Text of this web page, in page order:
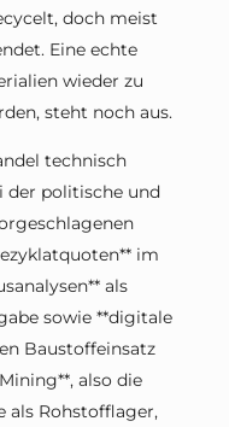
doch meist
Eine echte
wieder zu
steht noch aus.
technisch
der politische und
im
als
sowie **digitale
Baustoffeinsatz
also die
als Rohstofflager,